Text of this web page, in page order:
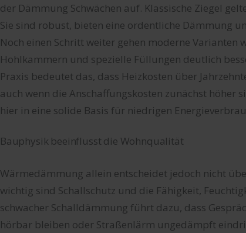
der Dämmung Schwächen auf. Klassische Ziegel
Sie sind robust, bieten eine ordentliche Dämmung
Noch einen Schritt weiter gehen moderne Varianten
Hohlkammern und spezielle Füllungen deutlich
Praxis bedeutet das, dass Heizkosten über
auch wenn die Anschaffungskosten zunächst höher
hier in eine solide Basis für niedrigen
Bauphysik beeinflusst die Wohnqualität
Wärmedämmung allein entscheidet jedoch nicht
wichtig sind Schallschutz und die Fähigkeit,
schwacher Schalldämmung führt dazu, dass
hörbar bleiben oder Straßenlärm ungedämpft